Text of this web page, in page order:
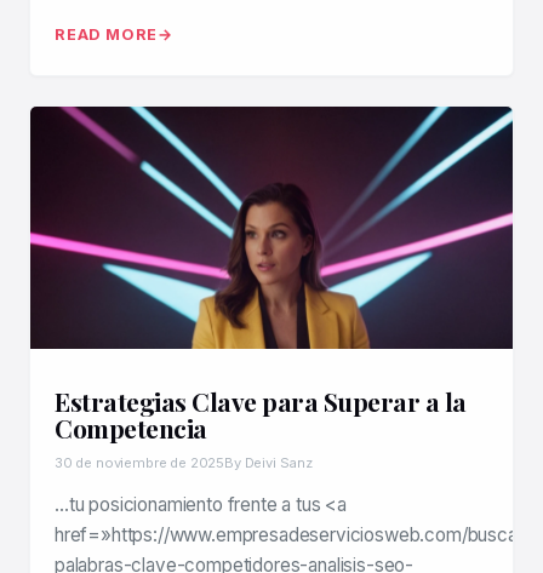
READ MORE
Estrategias Clave para Superar a la
Competencia
30 de noviembre de 2025By Deivi Sanz
…tu posicionamiento frente a tus <a
href=»https://www.empresadeserviciosweb.com/buscar-
palabras-clave-competidores-analisis-seo-